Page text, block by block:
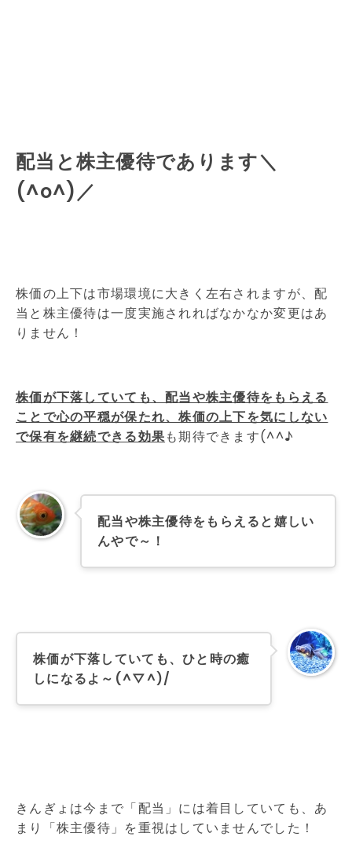
配当と株主優待であります＼
(^o^)／
株価の上下は市場環境に大きく左右されますが、配
当と株主優待は一度実施されればなかなか変更はあ
りません！
株価が下落していても、配当や株主優待をもらえる
ことで心の平穏が保たれ、株価の上下を気にしない
で保有を継続できる効果も期待できます(^^♪
配当や株主優待をもらえると嬉しい
んやで～！
株価が下落していても、ひと時の癒
しになるよ～(^▽^)/
きんぎょは今まで「配当」には着目していても、あ
まり「株主優待」を重視はしていませんでした！